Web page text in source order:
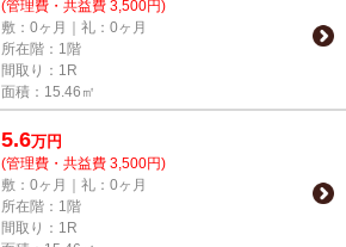
(管理費・共益費 3,500円)
敷：0ヶ月｜礼：0ヶ月
所在階：1階
間取り：1R
面積：15.46㎡
5.6万円
(管理費・共益費 3,500円)
敷：0ヶ月｜礼：0ヶ月
所在階：1階
間取り：1R